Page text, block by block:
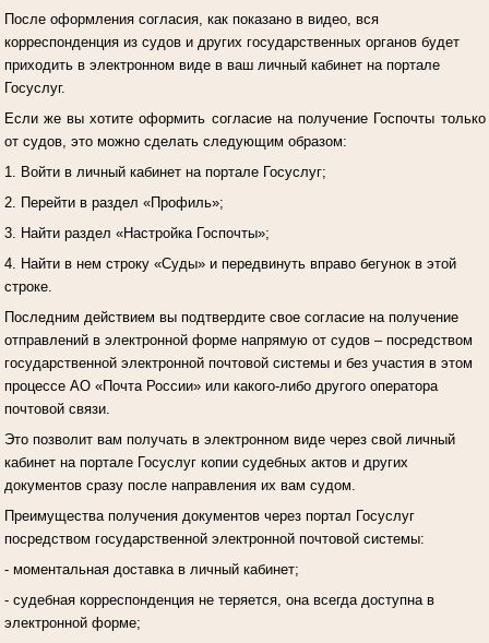
После оформления согласия, как показано в видео, вся
корреспонденция из судов и других государственных органов будет
приходить в электронном виде в ваш личный кабинет на портале
Госуслуг.
Если же вы хотите оформить согласие на получение Госпочты только
от судов, это можно сделать следующим образом:
1. Войти в личный кабинет на портале Госуслуг;
2. Перейти в раздел «Профиль»;
3. Найти раздел «Настройка Госпочты»;
4. Найти в нем строку «Суды» и передвинуть вправо бегунок в этой
строке.
Последним действием вы подтвердите свое согласие на получение
отправлений в электронной форме напрямую от судов – посредством
государственной электронной почтовой системы и без участия в этом
процессе АО «Почта России» или какого-либо другого оператора
почтовой связи.
Это позволит вам получать в электронном виде через свой личный
кабинет на портале Госуслуг копии судебных актов и других
документов сразу после направления их вам судом.
Преимущества получения документов через портал Госуслуг
посредством государственной электронной почтовой системы:
- моментальная доставка в личный кабинет;
- судебная корреспонденция не теряется, она всегда доступна в
электронной форме;